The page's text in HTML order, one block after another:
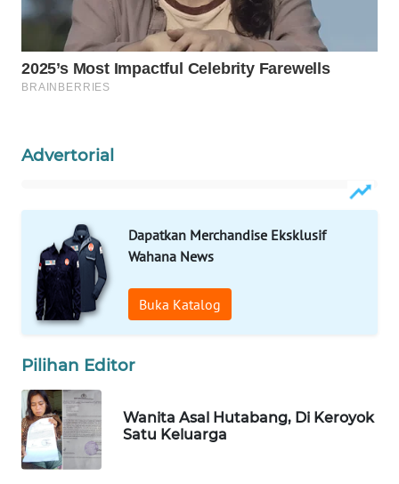
Advertorial
Dapatkan Merchandise Eksklusif
Wahana News
Buka Katalog
Pilihan Editor
Wanita Asal Hutabang, Di Keroyok
Satu Keluarga
KOPEKLIN
KONSUMEN
ALPERKLINAS
FORJASIDA
NEWS
SITUNGIR
NEWS
SIDIKALANG